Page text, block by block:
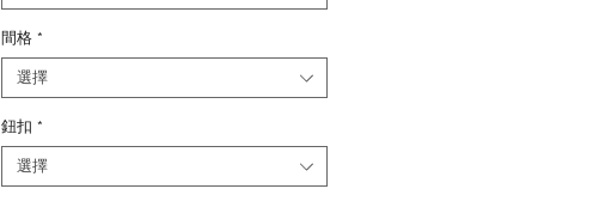
間格 *
選擇
鈕扣 *
選擇